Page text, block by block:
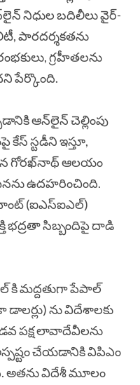
నిధుల బదిలీలు వైర్-
పారదర్శకతను
గ్రహీతలను
పేర్కొంది.
ఆన్‌లైన్ చెల్లింపు
స్టడీని ఇస్తూ,
గోరఖ్‌నాథ్ ఆలయం
ఉదహరించింది.
(ఐఎస్ఐఎల్)
భద్రతా సిబ్బందిపై దాడి
కి మద్దతుగా పేపాల్
ను విదేశాలకు
పక్ష లావాదేవీలను
చేయడానికి విపిఎం
విదేశీ మూలం